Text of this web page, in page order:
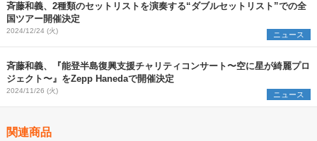
斉藤和義、2種類のセットリストを演奏する“ダブルセットリスト”での全
国ツアー開催決定
2024/12/24 (火) ニュース
斉藤和義、『能登半島復興支援チャリティコンサート〜空に星が綺麗プロ
ジェクト〜』をZepp Hanedaで開催決定
2024/11/26 (火) ニュース
関連商品